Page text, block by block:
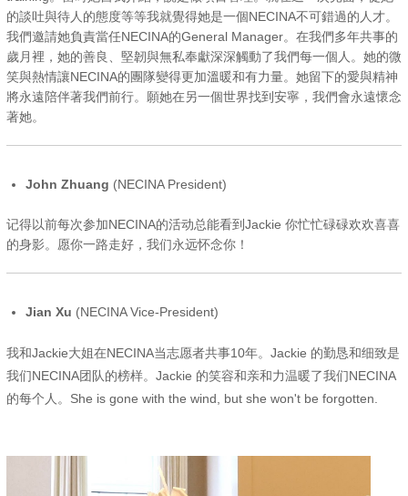
的談吐與待人的態度等等我就覺得她是一個NECINA不可錯過的人才。
我們邀請她負責當任NECINA的General Manager。在我們多年共事的
歲月裡，她的善良、堅韌與無私奉獻深深觸動了我們每一個人。她的微
笑與熱情讓NECINA的團隊變得更加溫暖和有力量。她留下的愛與精神
將永遠陪伴著我們前行。願她在另一個世界找到安寧，我們會永遠懷念
著她。
John Zhuang (NECINA President)
记得以前每次参加NECINA的活动总能看到Jackie 你忙忙碌碌欢欢喜喜
的身影。愿你一路走好，我们永远怀念你！
Jian Xu (NECINA Vice-President)
我和Jackie大姐在NECINA当志愿者共事10年。Jackie 的勤恳和细致是
我们NECINA团队的榜样。Jackie 的笑容和亲和力温暖了我们NECINA
的每个人。She is gone with the wind, but she won't be forgotten.